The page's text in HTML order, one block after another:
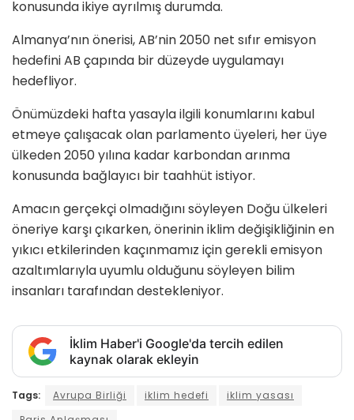
konusunda ikiye ayrılmış durumda.
Almanya’nın önerisi, AB’nin 2050 net sıfır emisyon
hedefini AB çapında bir düzeyde uygulamayı
hedefliyor.
Önümüzdeki hafta yasayla ilgili konumlarını kabul
etmeye çalışacak olan parlamento üyeleri, her üye
ülkeden 2050 yılına kadar karbondan arınma
konusunda bağlayıcı bir taahhüt istiyor.
Amacın gerçekçi olmadığını söyleyen Doğu ülkeleri
öneriye karşı çıkarken, önerinin iklim değişikliğinin en
yıkıcı etkilerinden kaçınmamız için gerekli emisyon
azaltımlarıyla uyumlu olduğunu söyleyen bilim
insanları tarafından destekleniyor.
İklim Haber'i Google'da tercih edilen
kaynak olarak ekleyin
Tags: Avrupa Birliği iklim hedefi
iklim yasası